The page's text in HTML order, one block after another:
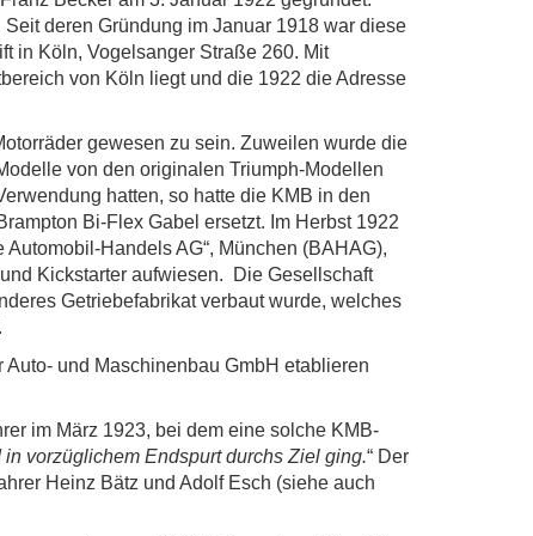
Seit deren Gründung im Januar 1918 war diese
in Köln, Vogelsanger Straße 260. Mit
von Köln liegt und die 1922 die Adresse
gewesen zu sein. Zuweilen wurde die
von den originalen Triumph-Modellen
hatten, so hatte die KMB in den
Bi-Flex Gabel ersetzt. Im Herbst 1922
Handels AG“, München (BAHAG),
Kickstarter aufwiesen. Die Gesellschaft
Getriebefabrikat verbaut wurde, welches
und Maschinenbau GmbH etablieren
im März 1923, bei dem eine solche KMB-
vorzüglichem Endspurt durchs Ziel ging.“ Der
Heinz Bätz und Adolf Esch (siehe auch